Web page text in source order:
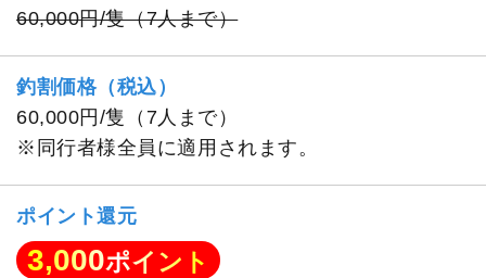
60,000円/隻（7人まで）
釣割価格（税込）
60,000円/隻（7人まで）
※同行者様全員に適用されます。
ポイント還元
3,000ポイント